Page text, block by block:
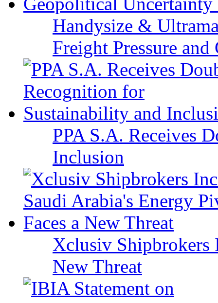
Handysize &
Freight Pressure
PPA S.A. Receives
Inclusion
Xclusiv Shipbrokers
New Threat